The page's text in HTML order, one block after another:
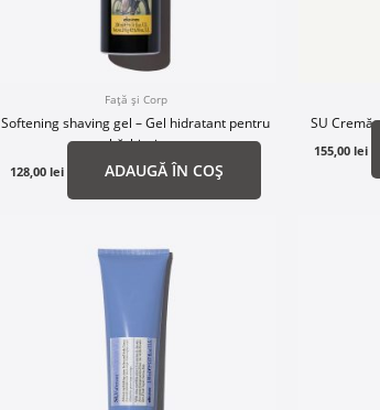
Față și Corp
Softening shaving gel – Gel hidratant pentru
bărbierit
128,00lei ADAUGĂ ÎN COȘ
SU Cremă
155,00 lei